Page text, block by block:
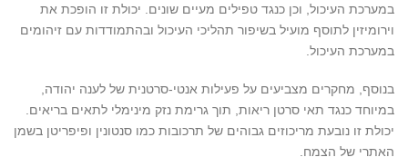
במערכת העיכול, וכן כנגד טפילים מעיים שונים. יכולת זו הופכת את
וירומיזין לתוסף מועיל בשיפור תהליכי העיכול ובהתמודדות עם זיהומים
במערכת העיכול.
בנוסף, מחקרים מצביעים על פעילות אנטי-סרטנית של לענה יהודה,
במיוחד כנגד תאי סרטן ריאות, תוך גרימת נזק מינימלי לתאים בריאים.
יכולת זו נובעת מריכוזים גבוהים של תרכובות כמו סנטונין ופיפריטן בשמן
האתרי של הצמח.